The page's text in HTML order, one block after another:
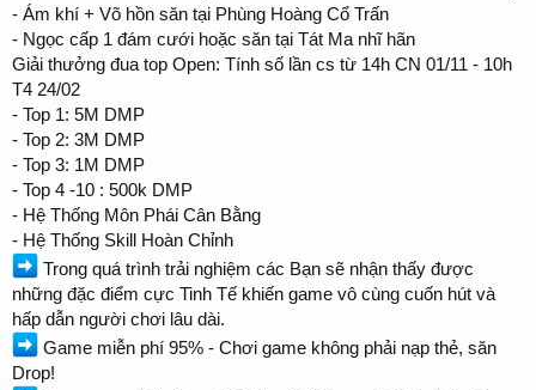
- Ám khí + Võ hồn săn tại Phùng Hoàng Cổ Trấn
- Ngọc cấp 1 đám cưới hoặc săn tại Tát Ma nhĩ hãn
Giải thưởng đua top Open: Tính số lần cs từ 14h CN 01/11 - 10h
T4 24/02
- Top 1: 5M DMP
- Top 2: 3M DMP
- Top 3: 1M DMP
- Top 4 -10 : 500k DMP
- Hệ Thống Môn Phái Cân Bằng
- Hệ Thống Skill Hoàn Chỉnh
Trong quá trình trải nghiệm các Bạn sẽ nhận thấy được
những đặc điểm cực Tinh Tế khiến game vô cùng cuốn hút và
hấp dẫn người chơi lâu dài.
Game miễn phí 95% - Chơi game không phải nạp thẻ, săn
Drop!